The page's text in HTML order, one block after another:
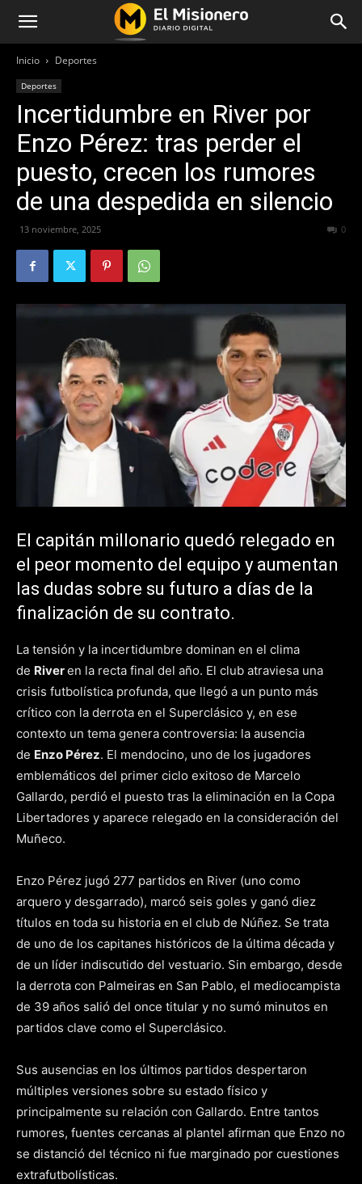
Inicio Deportes
Deportes
Incertidumbre en River por
Enzo Pérez: tras perder el
puesto, crecen los rumores
de una despedida en silencio
13 noviembre, 2025 0
El capitán millonario quedó relegado en
el peor momento del equipo y aumentan
las dudas sobre su futuro a días de la
finalización de su contrato.
La tensión y la incertidumbre dominan en el clima
de Riveren la recta final del año. El club atraviesa una
crisis futbolística profunda, que llegó a un punto más
crítico con la derrota en el Superclásico y, en ese
contexto un tema genera controversia: la ausencia
de Enzo Pérez. El mendocino, uno de los jugadores
emblemáticos del primer ciclo exitoso de Marcelo
Gallardo, perdió el puesto tras la eliminación en la Copa
Libertadores y aparece relegado en la consideración del
Muñeco.
Enzo Pérez jugó 277 partidos en River (uno como
arquero y desgarrado), marcó seis goles y ganó diez
títulos en toda su historia en el club de Núñez. Se trata
de uno de los capitanes históricos de la última década y
de un líder indiscutido del vestuario. Sin embargo, desde
la derrota con Palmeiras en San Pablo, el mediocampista
de 39 años salió del once titular y no sumó minutos en
partidos clave como el Superclásico.
Sus ausencias en los últimos partidos despertaron
múltiples versiones sobre su estado físico y
principalmente su relación con Gallardo. Entre tantos
rumores, fuentes cercanas al plantel afirman que Enzo no
se distanció del técnico ni fue marginado por cuestiones
extrafutbolísticas.